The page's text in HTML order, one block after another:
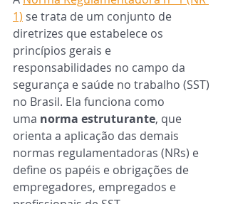
1) se trata de um conjunto de
diretrizes que estabelece os
princípios gerais e
responsabilidades no campo da
segurança e saúde no trabalho (SST)
no Brasil. Ela funciona como
uma norma estruturante, que
orienta a aplicação das demais
normas regulamentadoras (NRs) e
define os papéis e obrigações de
empregadores, empregados e